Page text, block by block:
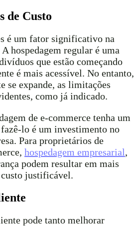
de Custo
é um fator significativo na
hospedagem regular é uma
que estão começando
é mais acessível. No entanto,
se expande, as limitações
como já indicado.
de e-commerce tenha um
lo é um investimento no
Para proprietários de
hospedagem empresarial,
podem resultar em mais
justificável.
pode tanto melhorar